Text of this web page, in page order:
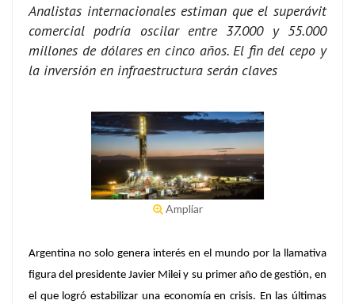
Analistas internacionales estiman que el superávit
comercial podría oscilar entre 37.000 y 55.000
millones de dólares en cinco años. El fin del cepo y
la inversión en infraestructura serán claves
Ampliar
Argentina no solo genera interés en el mundo por la llamativa
figura del presidente Javier Milei y su primer año de gestión, en
el que logró estabilizar una economía en crisis. En las últimas